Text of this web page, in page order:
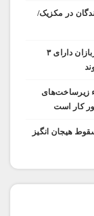
در مکزیک/
ستاد کل نیروهای مسلح: سربازان دارای ۳
زیرساخت‌های
کار است
هیجان انگیز